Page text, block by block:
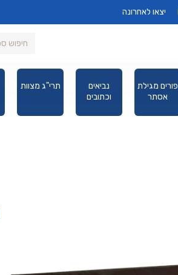
יצאו לאחרונה
תרי"ג מצוות
נביאים
וכתובים
פורים מגילת
אסתר